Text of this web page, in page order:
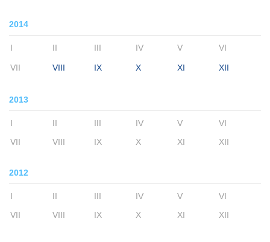
2014
I II III IV V VI
VII VIII IX X XI XII
2013
I II III IV V
VI
VII
VIII IX X XI XII
2012
I II III IV V
VI
VII
VIII IX X XI XII